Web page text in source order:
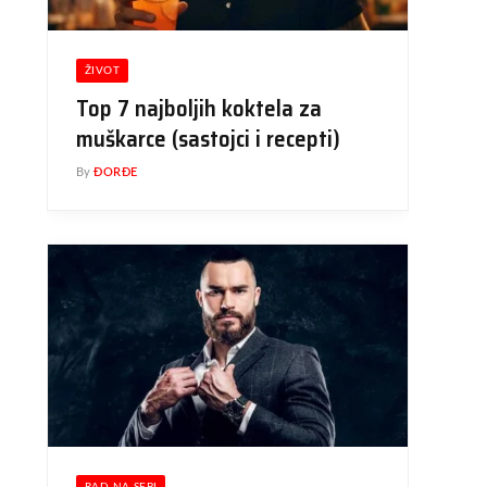
ŽIVOT
Top 7 najboljih koktela za
muškarce (sastojci i recepti)
By ĐORĐE